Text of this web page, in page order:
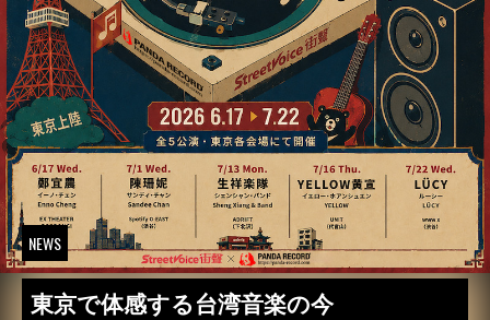
NEWS
東京で体感する台湾音楽の今